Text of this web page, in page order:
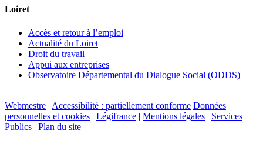
Loiret
Accès et retour à l’emploi
Actualité du Loiret
Droit du travail
Appui aux entreprises
Observatoire Départemental du Dialogue Social (ODDS)
Webmestre | Accessibilité : partiellement conforme Données
personnelles et cookies | Légifrance | Mentions légales | Services
Publics | Plan du site